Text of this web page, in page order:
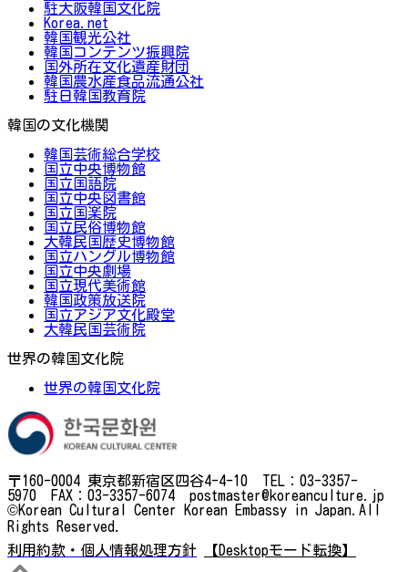
駐大阪韓国文化院
Korea.net
韓国観光公社
韓国コンテンツ振興院
国外所在文化遺産財団
韓国農水産食品流通公社
駐日韓国教育院
韓国の文化機関
韓国芸術総合学校
国立中央博物館
国立国語院
国立中央図書館
国立国楽院
国立民俗博物館
大韓民国歴史博物館
国立ハングル博物館
国立中央劇場
国立現代美術館
韓国政策放送院
国立アジア文化殿堂
大韓民国芸術院
世界の韓国文化院
世界の韓国文化院
〒160-0004 東京都新宿区四谷4-4-10 TEL：03-3357-
5970 FAX：03-3357-6074 postmaster@koreanculture.jp
©Korean Cultural Center Korean Embassy in Japan.All
Rights Reserved.
利用約款・個人情報処理方針
【Desktopモード転換】